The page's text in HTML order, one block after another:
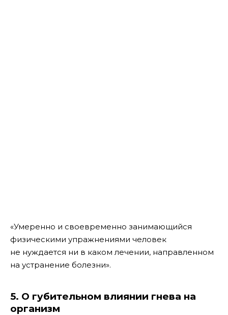
«Умеренно и своевременно занимающийся
физическими упражнениями человек
не нуждается ни в каком лечении, направленном
на устранение болезни».
5. О губительном влиянии гнева на
организм